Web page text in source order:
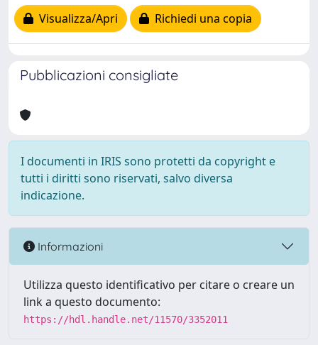
Visualizza/Apri
Richiedi una copia
Pubblicazioni consigliate
I documenti in IRIS sono protetti da copyright e
tutti i diritti sono riservati, salvo diversa
indicazione.
Informazioni
Utilizza questo identificativo per citare o creare un
link a questo documento:
https://hdl.handle.net/11570/3352011